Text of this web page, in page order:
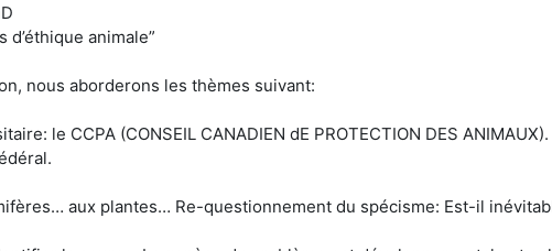
animale”
nous aborderons les thèmes suivant:
le CCPA (CONSEIL CANADIEN dE PROTECTION DES
aux plantes… Re-questionnement du spécisme: Est-il